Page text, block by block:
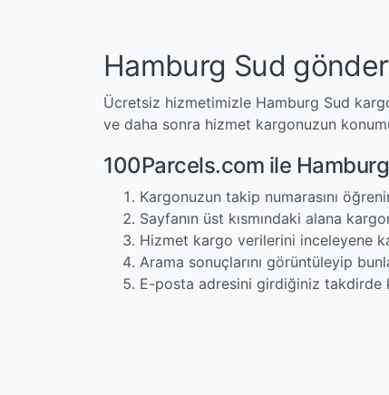
Hamburg Sud
Ücretsiz hizmetimizle Hamburg Sud
ve daha sonra hizmet kargonuzun
100Parcels.com ile
Kargonuzun takip numarasını
Sayfanın üst kısmındaki alana
Hizmet kargo verilerini inceleyene
Arama sonuçlarını görüntüleyip
E-posta adresini girdiğiniz takdirde